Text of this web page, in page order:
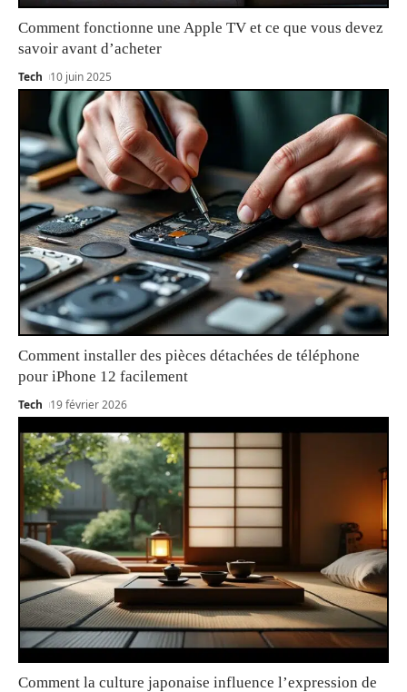
Comment fonctionne une Apple TV et ce que vous devez
savoir avant d’acheter
Tech 10 juin 2025
Comment installer des pièces détachées de téléphone
pour iPhone 12 facilement
Tech 19 février 2026
Comment la culture japonaise influence l’expression de